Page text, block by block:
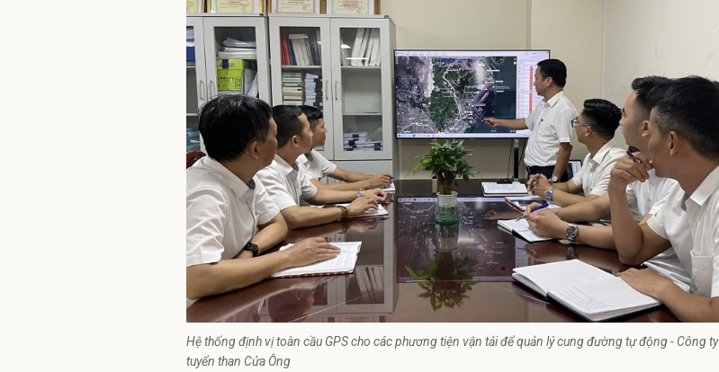
Hệ thống định vị toàn cầu GPS cho các phương tiện vận tải để quản lý cung đường tự động - Công ty
tuyển than Cửa Ông